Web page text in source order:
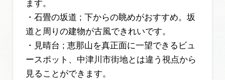
ます。
・石畳の坂道 ; 下からの眺めがおすすめ。坂
道と周りの建物が古風できれいです。
・見晴台 ; 恵那山を真正面に一望できるビュ
ースポット、中津川市街地とは違う視点から
見ることができます。